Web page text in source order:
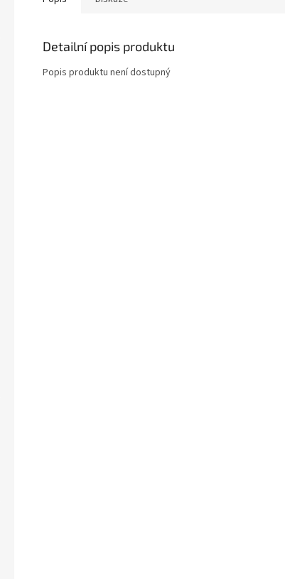
Detailní popis produktu
Popis produktu není dostupný